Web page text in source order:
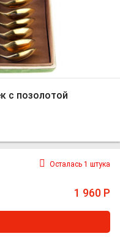
с позолотой
Осталась 1 штука
1 960 Р